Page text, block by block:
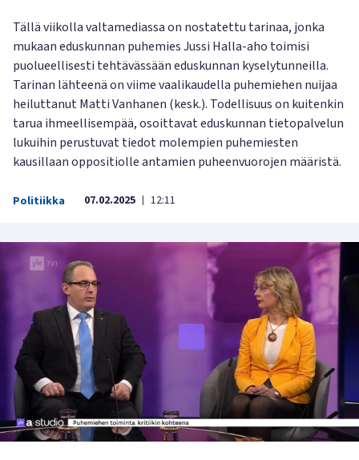
Tällä viikolla valtamediassa on nostatettu tarinaa, jonka
mukaan eduskunnan puhemies Jussi Halla-aho toimisi
puolueellisesti tehtävässään eduskunnan kyselytunneilla.
Tarinan lähteenä on viime vaalikaudella puhemiehen nuijaa
heiluttanut Matti Vanhanen (kesk.). Todellisuus on kuitenkin
tarua ihmeellisempää, osoittavat eduskunnan tietopalvelun
lukuihin perustuvat tiedot molempien puhemiesten
kausillaan oppositiolle antamien puheenvuorojen määristä.
Politiikka 07.02.2025 | 12:11